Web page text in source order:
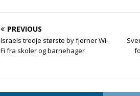
PREVIOUS
Israels tredje største by fjerner Wi-
Fi fra skoler og barnehager